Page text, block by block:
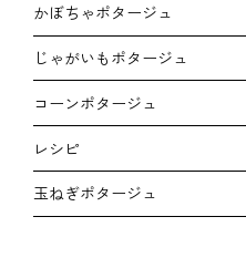
かぼちゃポタージュ
じゃがいもポタージュ
コーンポタージュ
レシピ
玉ねぎポタージュ